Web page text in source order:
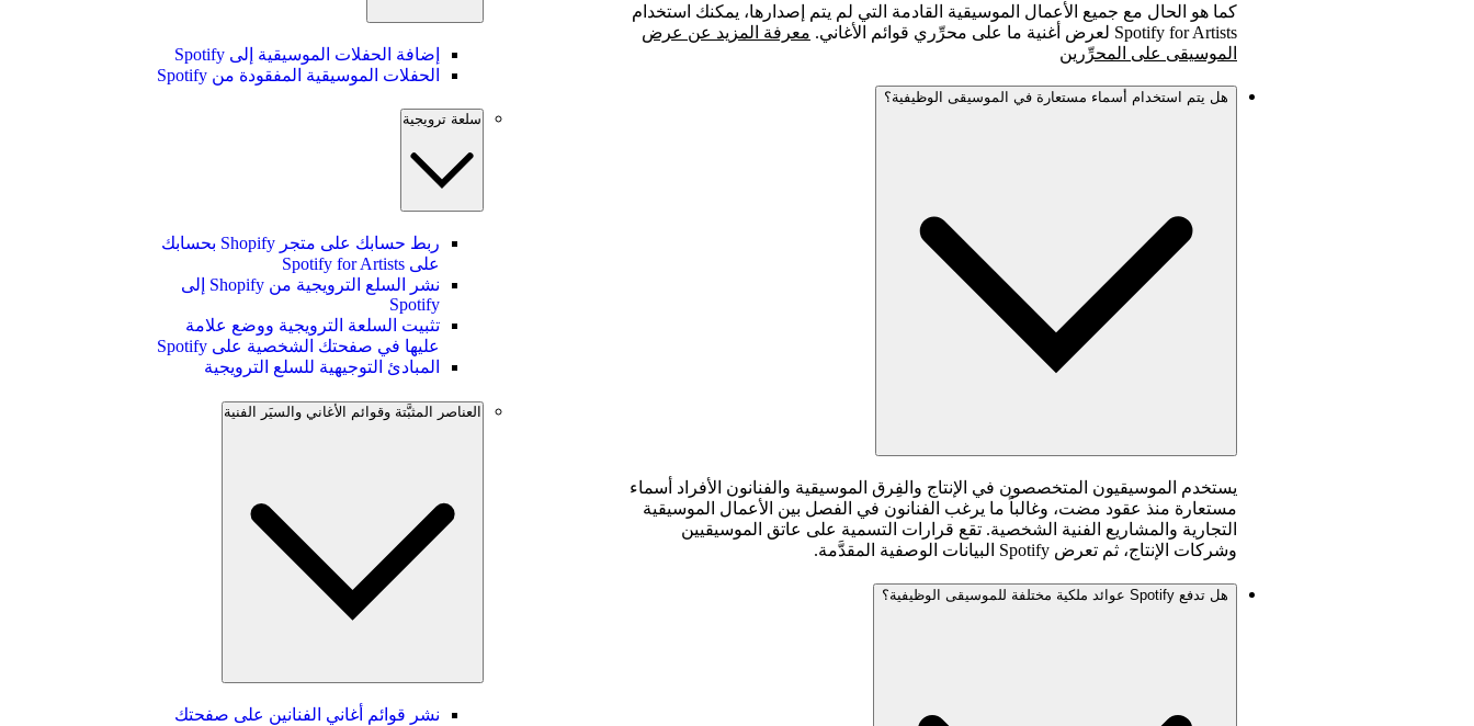
كما هو الحال مع جميع الأعمال الموسيقية القادمة التي لم يتم إصدارها، يمكنك استخدام
Spotify for Artists لعرض أغنية ما على محرِّري قوائم الأغاني.
معرفة المزيد عن عرض
الموسيقى على المحرِّرين
هل يتم استخدام أسماء مستعارة في الموسيقى الوظيفية؟
يستخدم الموسيقيون المتخصصون في الإنتاج والفِرق الموسيقية والفنانون الأفراد أسماء
مستعارة منذ عقود مضت، وغالباً ما يرغب الفنانون في الفصل بين الأعمال الموسيقية
التجارية والمشاريع الفنية الشخصية. تقع قرارات التسمية على عاتق الموسيقيين
وشركات الإنتاج، ثم تعرض Spotify البيانات الوصفية المقدَّمة.
هل تدفع Spotify عوائد ملكية مختلفة للموسيقى الوظيفية؟
إضافة الحفلات الموسيقية إلى Spotify
الحفلات الموسيقية المفقودة من Spotify
سلعة ترويجية
ربط حسابك على متجر Shopify بحسابك
على Spotify for Artists
نشر السلع الترويجية من Shopify إلى
Spotify
تثبيت السلعة الترويجية ووضع علامة
عليها في صفحتك الشخصية على Spotify
المبادئ التوجيهية للسلع الترويجية
العناصر المثبَّتة وقوائم الأغاني والسيَر الفنية
نشر قوائم أغاني الفنانين على صفحتك